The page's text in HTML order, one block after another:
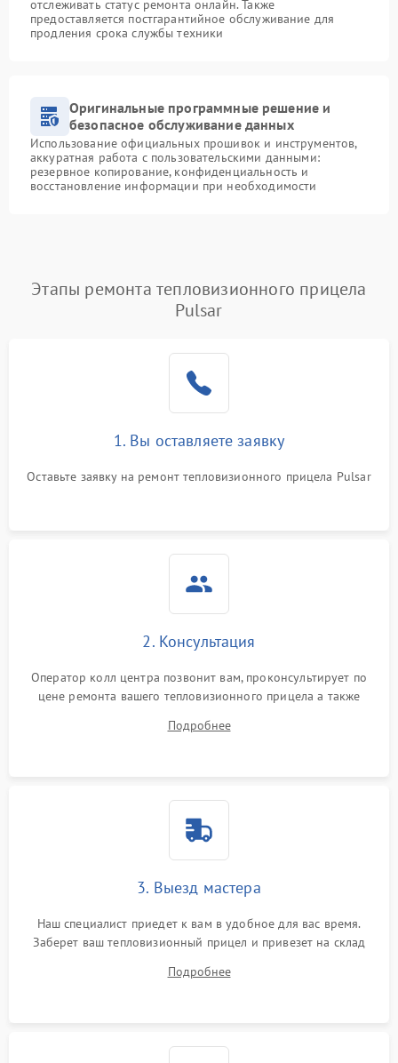
отслеживать статус ремонта онлайн. Также
предоставляется постгарантийное обслуживание для
продления срока службы техники
Оригинальные программные решение и
безопасное обслуживание данных
Использование официальных прошивок и инструментов,
аккуратная работа с пользовательскими данными:
резервное копирование, конфиденциальность и
восстановление информации при необходимости
Этапы ремонта тепловизионного прицела
Pulsar
1. Вы оставляете заявку
Оставьте заявку на ремонт тепловизионного прицела Pulsar
2. Консультация
Оператор колл центра позвонит вам, проконсультирует по
цене ремонта вашего тепловизионного прицела а также
Подробнее
3. Выезд мастера
Наш специалист приедет к вам в удобное для вас время.
Заберет ваш тепловизионный прицел и привезет на склад
Подробнее